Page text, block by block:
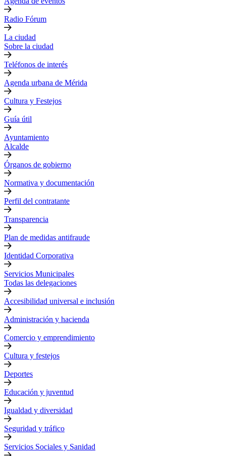
Radio Fórum
La ciudad
Sobre la ciudad
Teléfonos de interés
Agenda urbana de Mérida
Cultura y Festejos
Guía útil
Ayuntamiento
Alcalde
Órganos de gobierno
Normativa y documentación
Perfil del contratante
Transparencia
Plan de medidas antifraude
Identidad Corporativa
Servicios Municipales
Todas las delegaciones
Accesibilidad universal e inclusión
Administración y hacienda
Comercio y emprendimiento
Cultura y festejos
Deportes
Educación y juventud
Igualdad y diversidad
Seguridad y tráfico
Servicios Sociales y Sanidad